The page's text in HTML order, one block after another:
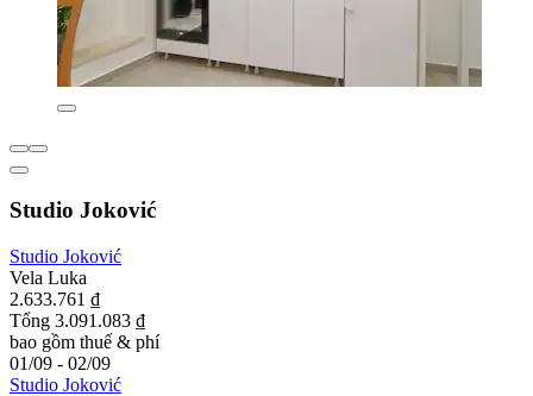
Studio Joković
Studio Joković
Vela Luka
2.633.761 ₫
Tổng 3.091.083 ₫
bao gồm thuế & phí
01/09 - 02/09
Studio Joković